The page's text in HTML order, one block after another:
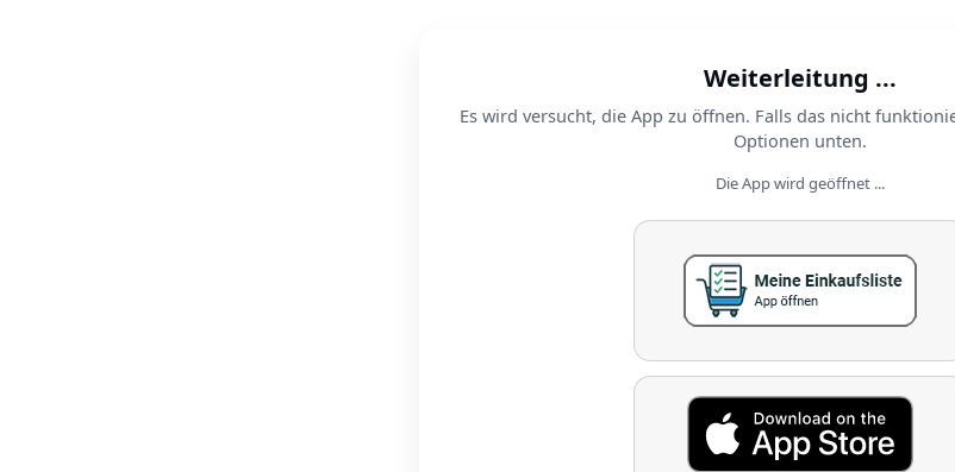
Weiterleitung ...
Es wird versucht, die App zu öffnen. Falls das nicht
Optionen unten.
Die App wird geöffnet ...